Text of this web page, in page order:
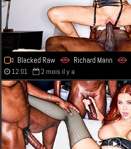
Blacked Raw Richard Mann
12:01 2 mois il y a